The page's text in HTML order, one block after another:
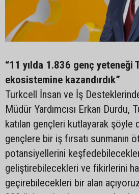
“11 yılda 1.836 genç yeteneği
ekosistemine kazandırdık”
Turkcell İnsan ve İş
Müdür Yardımcısı Erkan Durdu,
katılan gençleri kutlayarak şöyle
gençlere bir iş fırsatı sunmanın
potansiyellerini
geliştirebilecekleri ve fikirlerini
geçirebilecekleri bir alan